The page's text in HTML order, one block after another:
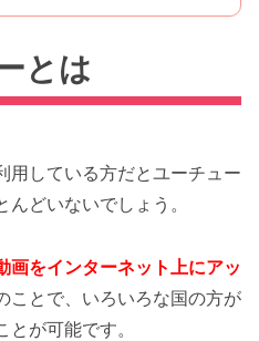
とは
用している方だとユーチュー
どいないでしょう。
画をインターネット上にアッ
ことで、いろいろな国の方が
が可能です。